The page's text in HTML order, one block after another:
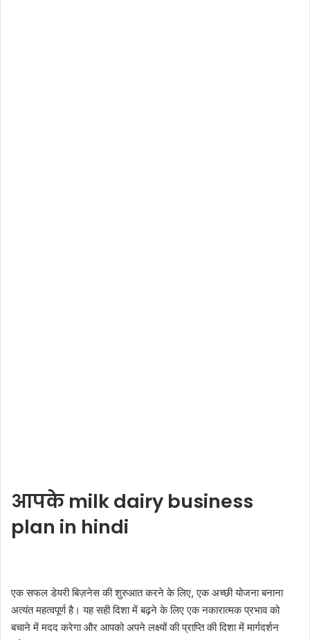
आपके milk dairy business
plan in hindi
एक सफल डेयरी बिज़नेस की शुरुआत करने के लिए, एक अच्छी योजना बनाना
अत्यंत महत्वपूर्ण है। यह सही दिशा में बढ़ने के लिए एक नकारात्मक प्रभाव को
बचाने में मदद करेगा और आपको अपने लक्ष्यों की प्राप्ति की दिशा में मार्गदर्शन